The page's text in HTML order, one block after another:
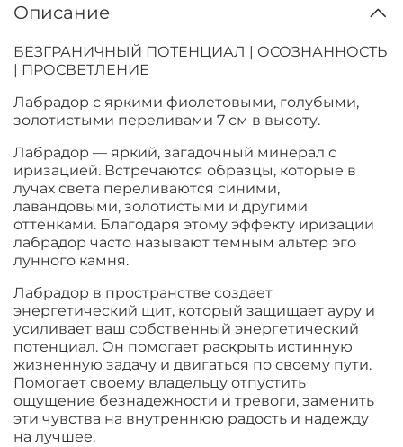
Описание
БЕЗГРАНИЧНЫЙ ПОТЕНЦИАЛ | ОСОЗНАННОСТЬ
| ПРОСВЕТЛЕНИЕ
Лабрадор с яркими фиолетовыми, голубыми,
золотистыми переливами 7 см в высоту.
Лабрадор — яркий, загадочный минерал с
иризацией. Встречаются образцы, которые в
лучах света переливаются синими,
лавандовыми, золотистыми и другими
оттенками. Благодаря этому эффекту иризации
лабрадор часто называют темным альтер эго
лунного камня.
Лабрадор в пространстве создает
энергетический щит, который защищает ауру и
усиливает ваш собственный энергетический
потенциал. Он помогает раскрыть истинную
жизненную задачу и двигаться по своему пути.
Помогает своему владельцу отпустить
ощущение безнадежности и тревоги, заменить
эти чувства на внутреннюю радость и надежду
на лучшее.